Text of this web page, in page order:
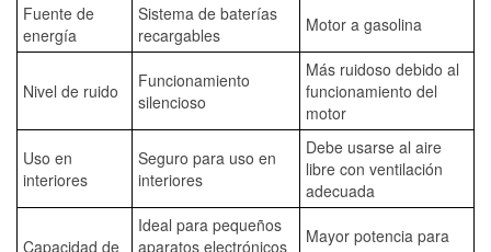
Fuente de
energía
Sistema de baterías
recargables
Motor a gasolina
Nivel de ruido
Funcionamiento
silencioso
Más ruidoso debido al
funcionamiento del
motor
Uso en
interiores
Seguro para uso en
interiores
Debe usarse al aire
libre con ventilación
adecuada
Capacidad de
Ideal para pequeños
aparatos electrónicos
Mayor potencia para